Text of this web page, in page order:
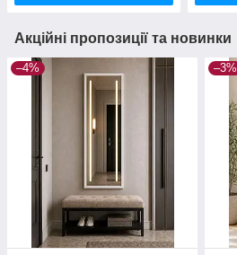
Акційні пропозиції та новинки
–4% –3%